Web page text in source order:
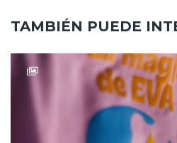
TAMBIÉN PUEDE